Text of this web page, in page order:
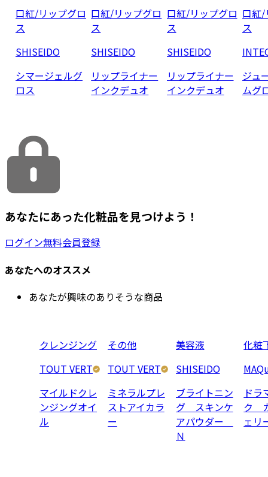
口紅/リップグロ
ス
SHISEIDO
シマージェルグ
ロス
口紅/リップグロ
ス
SHISEIDO
リップライナー
インクデュオ
口紅/リップグロ
ス
SHISEIDO
リップライナー
インクデュオ
口紅/
ス
ジュ
ムグ
あなたにあった化粧品を見つけよう！
ログイン無料会員登録
あなたへのオススメ
あなたが興味のありそうな商品
クレンジング
TOUT VERT
マイルドクレ
ンジングオイ
ル
その他
TOUT VERT
ミネラルプレ
ストアイカラ
ー
美容液
SHISEIDO
ブライトニン
グ スキンケ
アパウダー
Ｎ
化粧
ドラ
ク
ェ